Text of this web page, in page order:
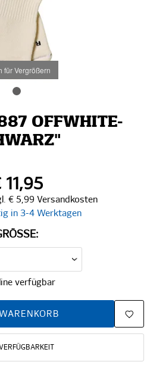
für Vergrößern
OFFWHITE-
11,95
€ 5,99 Versandkosten
in 3-4 Werktagen
verfügbar